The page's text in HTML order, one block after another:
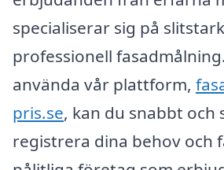
specialiserar sig på
professionell
använda vår plattform,
pris.se, kan du snabbt och
registrera dina behov och